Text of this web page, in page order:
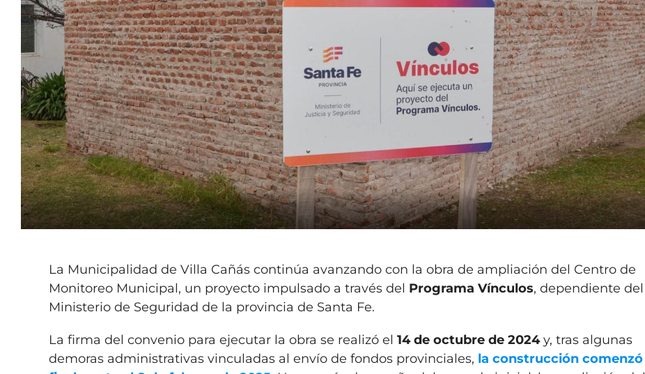
La Municipalidad de Villa Cañás continúa avanzando con la obra de ampliación del Centro de
Monitoreo Municipal, un proyecto impulsado a través del Programa Vínculos, dependiente del
Ministerio de Seguridad de la provincia de Santa Fe.
La firma del convenio para ejecutar la obra se realizó el14 de octubre de 2024y, tras algunas
demoras administrativas vinculadas al envío de fondos provinciales, la construcción comenzó